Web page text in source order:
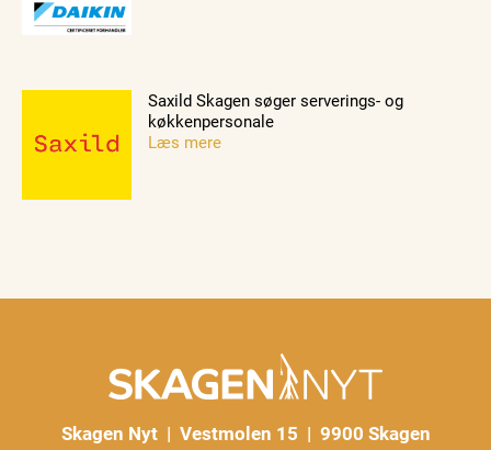
Saxild Skagen søger serverings- og
køkkenpersonale
Læs mere
Skagen Nyt | Vestmolen 15 | 9900 Skagen